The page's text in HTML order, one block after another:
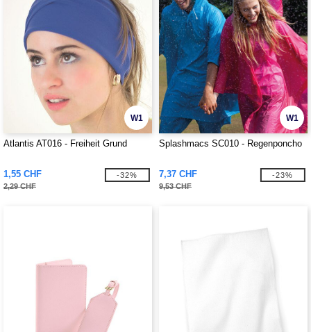
W1
Atlantis AT016 - Freiheit Grund
1,55 CHF
2,29 CHF
-32%
W1
Splashmacs SC010 - Regenponcho
7,37 CHF
9,53 CHF
-23%